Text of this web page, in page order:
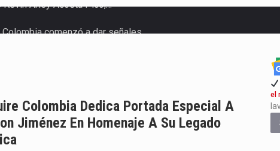
el próximo 16 de…
el equipo de…
marcha un amplio plan…
Colombia Dedica Portada Especial A
Jiménez En Homenaje A Su Legado
el